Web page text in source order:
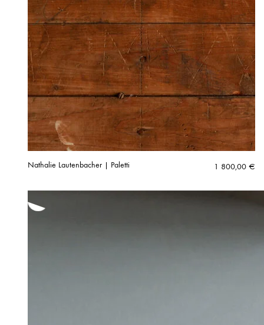
Nathalie Lautenbacher | Paletti 1 800,00 €